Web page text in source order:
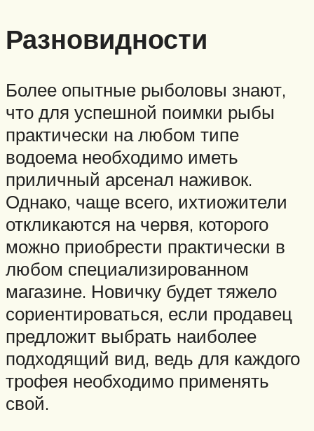
Разновидности
Более опытные рыболовы знают,
что для успешной поимки рыбы
практически на любом типе
водоема необходимо иметь
приличный арсенал наживок.
Однако, чаще всего, ихтиожители
откликаются на червя, которого
можно приобрести практически в
любом специализированном
магазине. Новичку будет тяжело
сориентироваться, если продавец
предложит выбрать наиболее
подходящий вид, ведь для каждого
трофея необходимо применять
свой.